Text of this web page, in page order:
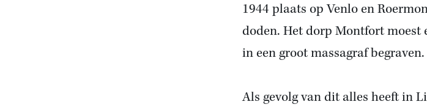
1944 plaats op Venlo en
doden. Het dorp Montfort moest
in een groot massagraf begraven.
Als gevolg van dit alles heeft in